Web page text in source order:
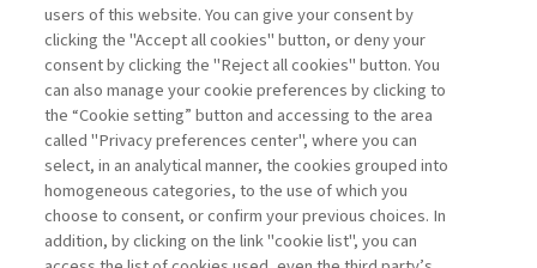
users of this website. You can give your consent by
clicking the "Accept all cookies" button, or deny your
consent by clicking the "Reject all cookies" button. You
can also manage your cookie preferences by clicking to
the “Cookie setting” button and accessing to the area
called "Privacy preferences center", where you can
select, in an analytical manner, the cookies grouped into
homogeneous categories, to the use of which you
choose to consent, or confirm your previous choices. In
addition, by clicking on the link "cookie list", you can